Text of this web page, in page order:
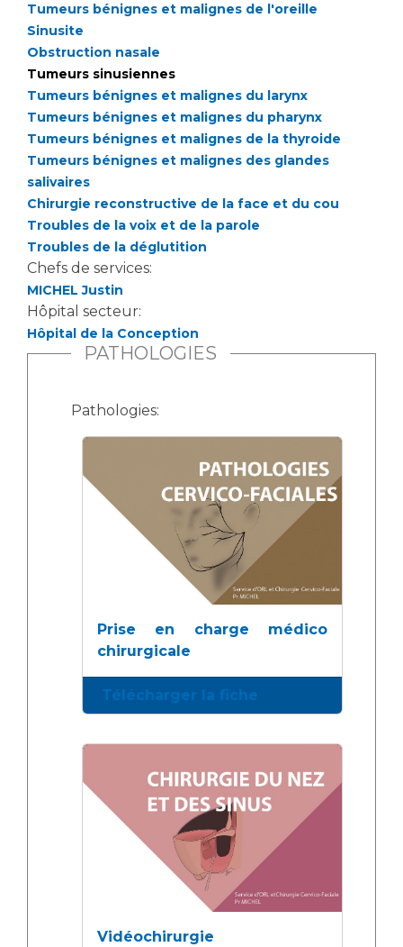
Tumeurs bénignes et malignes de l'oreille
Sinusite
Obstruction nasale
Tumeurs sinusiennes
Tumeurs bénignes et malignes du larynx
Tumeurs bénignes et malignes du pharynx
Tumeurs bénignes et malignes de la thyroide
Tumeurs bénignes et malignes des glandes
salivaires
Chirurgie reconstructive de la face et du cou
Troubles de la voix et de la parole
Troubles de la déglutition
Chefs de services:
MICHEL Justin
Hôpital secteur:
Hôpital de la Conception
PATHOLOGIES
Pathologies:
Prise en charge médico
chirurgicale
Télécharger la fiche
Vidéochirurgie